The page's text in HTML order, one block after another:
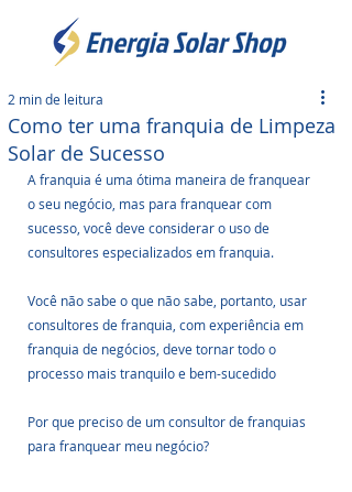
Como ter uma franquia de Limpeza
Solar de Sucesso
2 min de leitura
A franquia é uma ótima maneira de franquear
o seu negócio, mas para franquear com
sucesso, você deve considerar o uso de
consultores especializados em franquia.
Você não sabe o que não sabe, portanto, usar
consultores de franquia, com experiência em
franquia de negócios, deve tornar todo o
processo mais tranquilo e bem-sucedido
Por que preciso de um consultor de franquias
para franquear meu negócio?